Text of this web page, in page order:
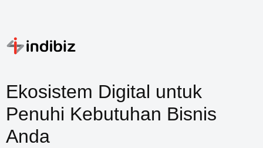
Ekosistem Digital untuk
Penuhi Kebutuhan Bisnis
Anda